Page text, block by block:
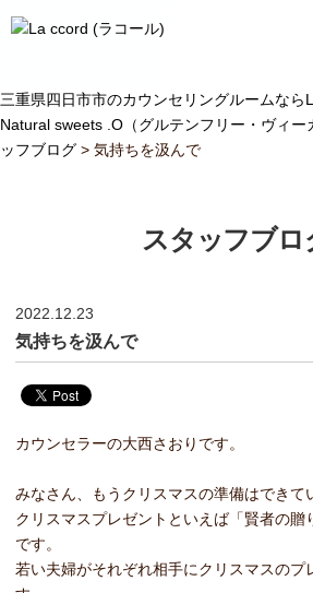
三重県四日市市のカウンセリングルームなら
Natural sweets .O（グルテンフリー・ヴィー
ッフブログ > 気持ちを汲んで
スタッフブロ
2022.12.23
気持ちを汲んで
カウンセラーの大西さおりです。
みなさん、もうクリスマスの準備はできて
クリスマスプレゼントといえば「賢者の贈
です。
若い夫婦がそれぞれ相手にクリスマスのプ